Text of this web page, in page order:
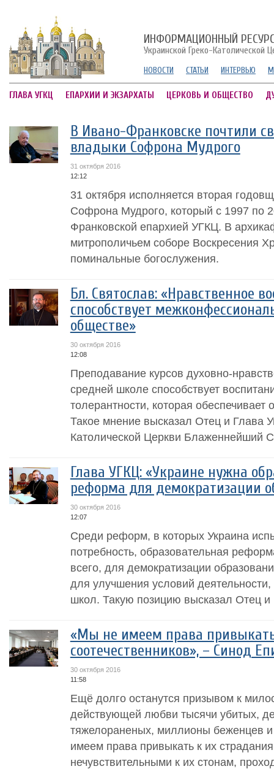
ИНФОРМАЦИОННЫЙ
Украинской Греко-Католической
НОВОСТИ СТАТЬИ ИНТЕРВЬЮ
ГЛАВА УГКЦ ЕПАРХИИ И ЭКЗАРХАТЫ ЦЕРКОВЬ И ОБЩЕСТВО
В Ивано-Франковске почтили
владыки Софрона Мудрого
31 октября 2016
12:12
31 октября исполняется вторая
Софрона Мудрого, который с 1997 по
Франковской епархией УГКЦ. В
митрополичьем соборе Воскресения
поминальные богослужения.
Бл. Святослав: «Нравственное
способствует
обществе»
30 октября 2016
12:08
Преподавание курсов духовно-
средней школе способствует
толерантности, которая обеспечивает
Такое мнение высказал Отец и Глава
Католической Церкви Блаженнейший
Глава УГКЦ: «Украине нужна
реформа для демократизации
30 октября 2016
12:07
Среди реформ, в которых Украина
потребность, образовательная
всего, для демократизации
для улучшения условий деятельности,
школ. Такую позицию высказал Отец и
«Мы не имеем права
соотечественников», – Синод
30 октября 2016
11:58
Ещё долго останутся призывом к
действующей любви тысячи убитых,
тяжелораненых, миллионы беженцев
имеем права привыкать к их
нечувствительными к их стонам,